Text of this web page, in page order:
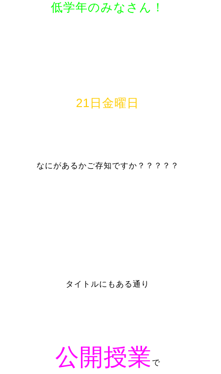
低学年のみなさん！
21日金曜日
なにがあるかご存知ですか？？？？？
タイトルにもある通り
公開授業 で